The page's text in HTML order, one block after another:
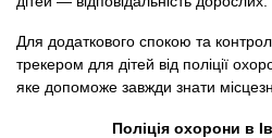
Для додаткового спокою та
трекером для дітей від поліції
яке допоможе завжди знати
Поліція охорони в